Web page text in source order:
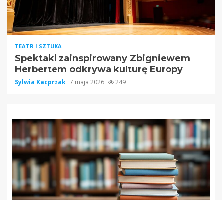
TEATR I SZTUKA
Spektakl zainspirowany Zbigniewem
Herbertem odkrywa kulturę Europy
Sylwia Kacprzak 7 maja 2026 249